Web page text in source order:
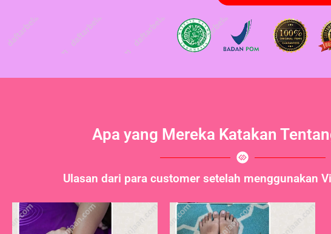
Apa yang Mereka Katakan
Ulasan dari para customer setelah menggunakan